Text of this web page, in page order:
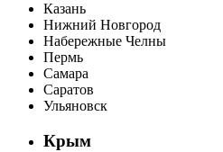
Казань
Нижний Новгород
Набережные Челны
Пермь
Самара
Саратов
Ульяновск
Крым